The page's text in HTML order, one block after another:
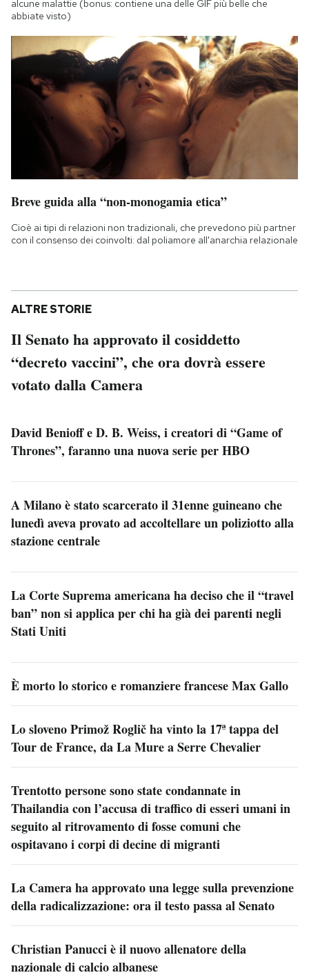
alcune malattie (bonus: contiene una delle GIF più belle che
abbiate visto)
Breve guida alla “non-monogamia etica”
Cioè ai tipi di relazioni non tradizionali, che prevedono più partner
con il consenso dei coinvolti: dal poliamore all'anarchia relazionale
ALTRE STORIE
Il Senato ha approvato il cosiddetto
“decreto vaccini”, che ora dovrà essere
votato dalla Camera
David Benioff e D. B. Weiss, i creatori di “Game of
Thrones”, faranno una nuova serie per HBO
A Milano è stato scarcerato il 31enne guineano che
lunedì aveva provato ad accoltellare un poliziotto alla
stazione centrale
La Corte Suprema americana ha deciso che il “travel
ban” non si applica per chi ha già dei parenti negli
Stati Uniti
È morto lo storico e romanziere francese Max Gallo
Lo sloveno Primož Roglič ha vinto la 17ª tappa del
Tour de France, da La Mure a Serre Chevalier
Trentotto persone sono state condannate in
Thailandia con l’accusa di traffico di esseri umani in
seguito al ritrovamento di fosse comuni che
ospitavano i corpi di decine di migranti
La Camera ha approvato una legge sulla prevenzione
della radicalizzazione: ora il testo passa al Senato
Christian Panucci è il nuovo allenatore della
nazionale di calcio albanese